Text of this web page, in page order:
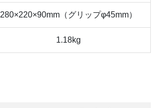
280×220×90mm（グリップφ45mm）
1.18kg